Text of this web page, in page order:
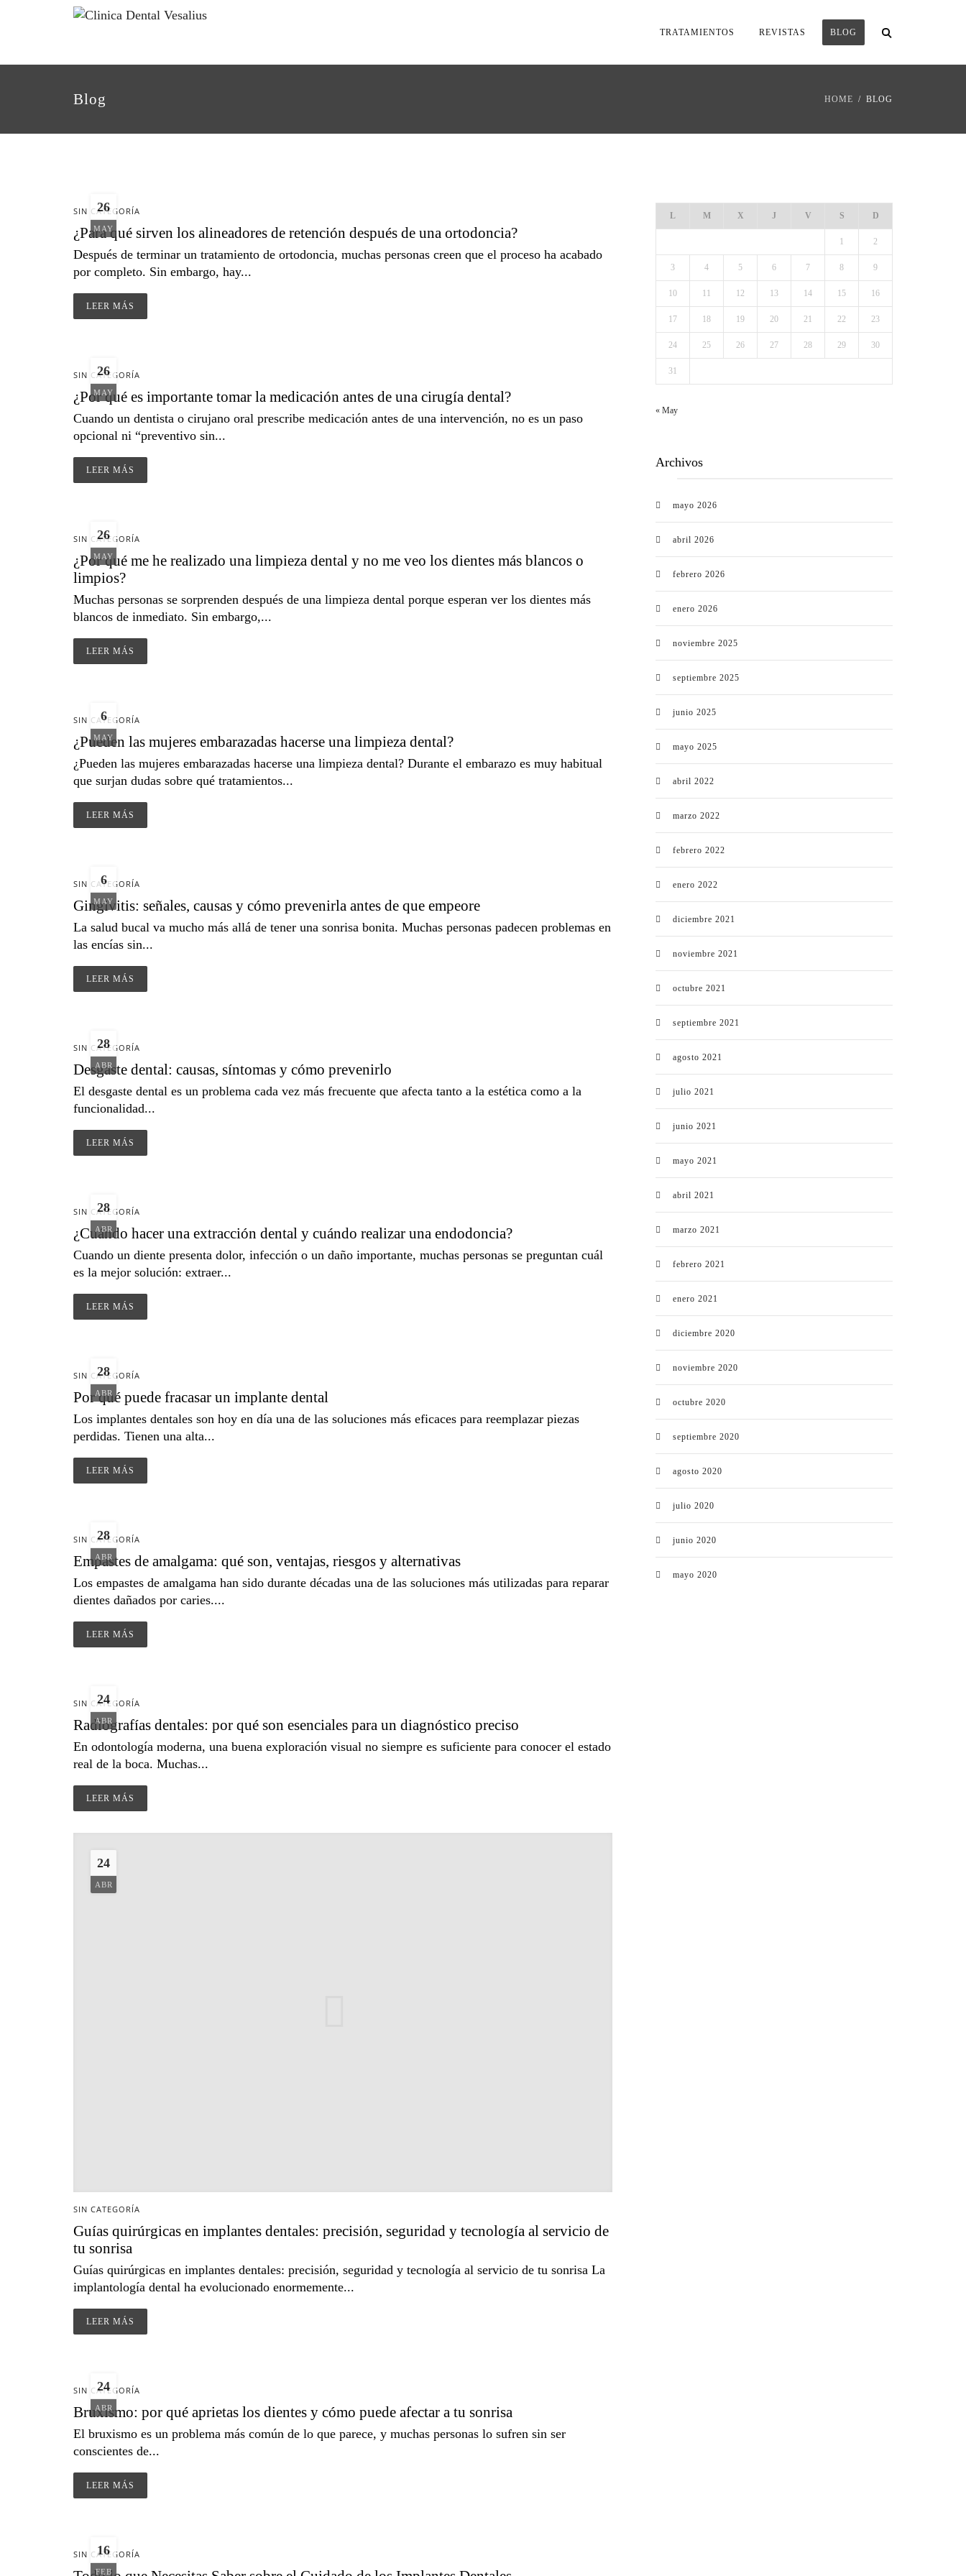
TRATAMIENTOS REVISTAS BLOG
Blog HOME BLOG
26
MAY
SIN CATEGORÍA
¿Para qué sirven los alineadores de retención después de una ortodoncia?
Después de terminar un tratamiento de ortodoncia, muchas personas creen que el proceso ha acabado
por completo. Sin embargo, hay...
LEER MÁS
26
MAY
SIN CATEGORÍA
¿Por qué es importante tomar la medicación antes de una cirugía dental?
Cuando un dentista o cirujano oral prescribe medicación antes de una intervención, no es un paso
opcional ni “preventivo sin...
LEER MÁS
26
MAY
SIN CATEGORÍA
¿Por qué me he realizado una limpieza dental y no me veo los dientes más blancos o
limpios?
Muchas personas se sorprenden después de una limpieza dental porque esperan ver los dientes más
blancos de inmediato. Sin embargo,...
LEER MÁS
6
MAY
SIN CATEGORÍA
¿Pueden las mujeres embarazadas hacerse una limpieza dental?
¿Pueden las mujeres embarazadas hacerse una limpieza dental? Durante el embarazo es muy habitual
que surjan dudas sobre qué tratamientos...
LEER MÁS
6
MAY
SIN CATEGORÍA
Gingivitis: señales, causas y cómo prevenirla antes de que empeore
La salud bucal va mucho más allá de tener una sonrisa bonita. Muchas personas padecen problemas en
las encías sin...
LEER MÁS
28
ABR
SIN CATEGORÍA
Desgaste dental: causas, síntomas y cómo prevenirlo
El desgaste dental es un problema cada vez más frecuente que afecta tanto a la estética como a la
funcionalidad...
LEER MÁS
28
ABR
SIN CATEGORÍA
¿Cuándo hacer una extracción dental y cuándo realizar una endodoncia?
Cuando un diente presenta dolor, infección o un daño importante, muchas personas se preguntan cuál
es la mejor solución: extraer...
LEER MÁS
28
ABR
SIN CATEGORÍA
Por qué puede fracasar un implante dental
Los implantes dentales son hoy en día una de las soluciones más eficaces para reemplazar piezas
perdidas. Tienen una alta...
LEER MÁS
28
ABR
SIN CATEGORÍA
Empastes de amalgama: qué son, ventajas, riesgos y alternativas
Los empastes de amalgama han sido durante décadas una de las soluciones más utilizadas para reparar
dientes dañados por caries....
LEER MÁS
24
ABR
SIN CATEGORÍA
Radiografías dentales: por qué son esenciales para un diagnóstico preciso
En odontología moderna, una buena exploración visual no siempre es suficiente para conocer el estado
real de la boca. Muchas...
LEER MÁS
24
ABR
SIN CATEGORÍA
Guías quirúrgicas en implantes dentales: precisión, seguridad y tecnología al servicio de
tu sonrisa
Guías quirúrgicas en implantes dentales: precisión, seguridad y tecnología al servicio de tu sonrisa La
implantología dental ha evolucionado enormemente...
LEER MÁS
24
ABR
SIN CATEGORÍA
Bruxismo: por qué aprietas los dientes y cómo puede afectar a tu sonrisa
El bruxismo es un problema más común de lo que parece, y muchas personas lo sufren sin ser
conscientes de...
LEER MÁS
16
FEB
SIN CATEGORÍA
L M X J V S D
1 2
3 4 5 6 7 8 9
10 11 12 13 14 15 16
17 18 19 20 21 22 23
24 25 26 27 28 29 30
31
« May
Archivos
mayo 2026
abril 2026
febrero 2026
enero 2026
noviembre 2025
septiembre 2025
junio 2025
mayo 2025
abril 2022
marzo 2022
febrero 2022
enero 2022
diciembre 2021
noviembre 2021
octubre 2021
septiembre 2021
agosto 2021
julio 2021
junio 2021
mayo 2021
abril 2021
marzo 2021
febrero 2021
enero 2021
diciembre 2020
noviembre 2020
octubre 2020
septiembre 2020
agosto 2020
julio 2020
junio 2020
mayo 2020